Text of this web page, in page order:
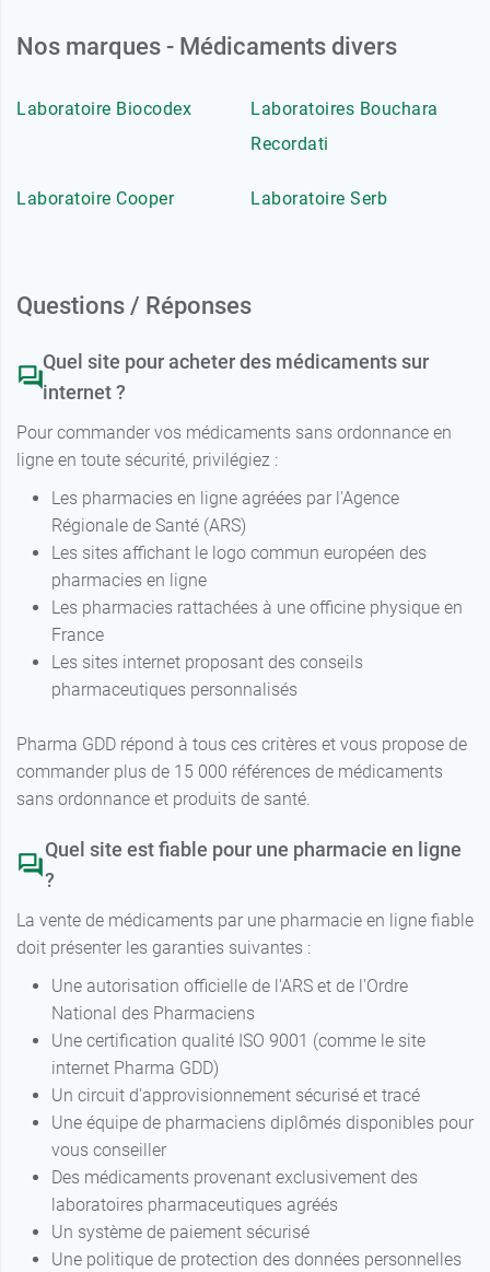
Nos marques - Médicaments divers
Laboratoire Biocodex
Laboratoires Bouchara
Recordati
Laboratoire Cooper Laboratoire Serb
Questions / Réponses
Quel site pour acheter des médicaments sur
internet ?
Pour commander vos médicaments sans ordonnance en
ligne en toute sécurité, privilégiez :
Les pharmacies en ligne agréées par l'Agence
Régionale de Santé (ARS)
Les sites affichant le logo commun européen des
pharmacies en ligne
Les pharmacies rattachées à une officine physique en
France
Les sites internet proposant des conseils
pharmaceutiques personnalisés
Pharma GDD répond à tous ces critères et vous propose de
commander plus de 15 000 références de médicaments
sans ordonnance et produits de santé.
Quel site est fiable pour une pharmacie en ligne
?
La vente de médicaments par une pharmacie en ligne fiable
doit présenter les garanties suivantes :
Une autorisation officielle de l'ARS et de l'Ordre
National des Pharmaciens
Une certification qualité ISO 9001 (comme le site
internet Pharma GDD)
Un circuit d'approvisionnement sécurisé et tracé
Une équipe de pharmaciens diplômés disponibles pour
vous conseiller
Des médicaments provenant exclusivement des
laboratoires pharmaceutiques agréés
Un système de paiement sécurisé
Une politique de protection des données personnelles